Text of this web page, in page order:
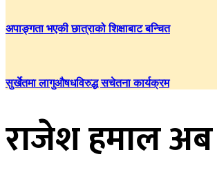
अपाङ्गता भएकी छात्राको शिक्षाबाट बन्चित
सुर्खेतमा लागुऔषधविरुद्ध सचेतना कार्यक्रम
राजेश हमाल